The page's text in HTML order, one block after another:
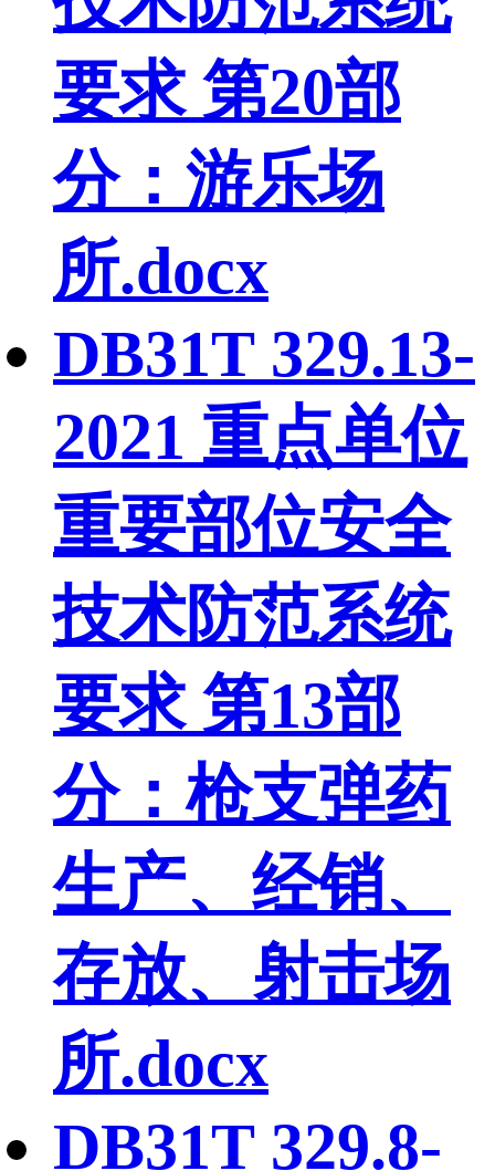
要求 第20部
分：游乐场
所.docx
DB31T 329.13-
2021 重点单位
重要部位安全
技术防范系统
要求 第13部
分：枪支弹药
生产、经销、
存放、射击场
所.docx
DB31T 329.8-